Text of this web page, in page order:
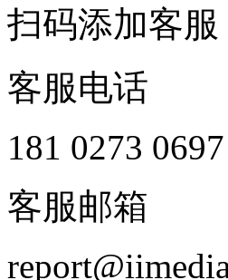
扫码添加客服
客服电话
181 0273 0697
客服邮箱